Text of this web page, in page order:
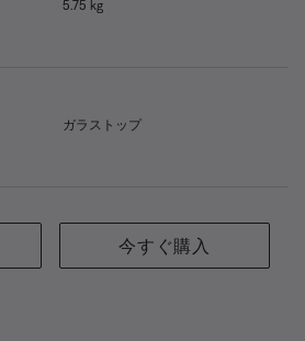
5.75 kg
ガラストップ
今すぐ購入